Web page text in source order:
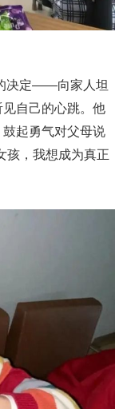
决定——向家人坦
自己的心跳。他
起勇气对父母说
孩，我想成为真正